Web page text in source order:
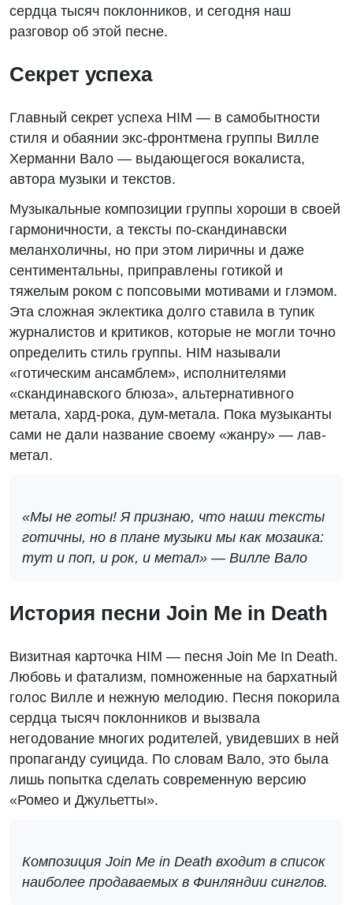
сердца тысяч поклонников, и сегодня наш
разговор об этой песне.
Секрет успеха
Главный секрет успеха HIM — в самобытности
стиля и обаянии экс-фронтмена группы Вилле
Херманни Вало — выдающегося вокалиста,
автора музыки и текстов.
Музыкальные композиции группы хороши в своей
гармоничности, а тексты по-скандинавски
меланхоличны, но при этом лиричны и даже
сентиментальны, приправлены готикой и
тяжелым роком с попсовыми мотивами и глэмом.
Эта сложная эклектика долго ставила в тупик
журналистов и критиков, которые не могли точно
определить стиль группы. HIM называли
«готическим ансамблем», исполнителями
«скандинавского блюза», альтернативного
метала, хард-рока, дум-метала. Пока музыканты
сами не дали название своему «жанру» — лав-
метал.
«Мы не готы! Я признаю, что наши тексты
готичны, но в плане музыки мы как мозаика:
тут и поп, и рок, и метал» — Вилле Вало
История песни Join Me in Death
Визитная карточка HIM — песня Join Me In Death.
Любовь и фатализм, помноженные на бархатный
голос Вилле и нежную мелодию. Песня покорила
сердца тысяч поклонников и вызвала
негодование многих родителей, увидевших в ней
пропаганду суицида. По словам Вало, это была
лишь попытка сделать современную версию
«Ромео и Джульетты».
Композиция Join Me in Death входит в список
наиболее продаваемых в Финляндии синглов.